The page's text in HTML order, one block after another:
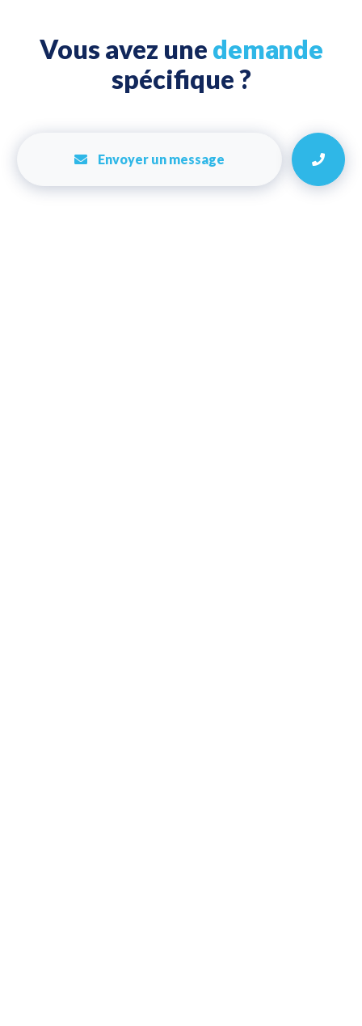
Vous avez une demande
spécifique ?
Envoyer un message